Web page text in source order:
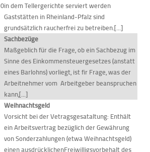
in dem Tellergerichte serviert werden
Gaststätten in Rheinland-Pfalz sind
grundsätzlich raucherfrei zu betreiben.[...]
Sachbezüge
Maßgeblich für die Frage, ob ein Sachbezug im
Sinne des Einkommensteuergesetzes (anstatt
eines Barlohns) vorliegt, ist fir Frage, was der
Arbeitnehmer vom Arbeitgeber beanspruchen
kann,[...]
Weihnachtsgeld
Vorsicht bei der Vetragsgesataltung: Enthält
ein Arbeitsvertrag bezüglich der Gewährung
von Sonderzahlungen (etwa Weihnachtsgeld)
einen ausdrücklichenFreiwilligsvorbehalt des